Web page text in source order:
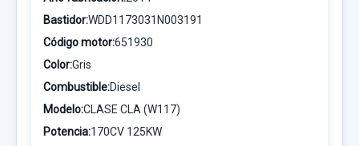
Bastidor:WDD1173031N003191
Código motor:651930
Color:Gris
Combustible:Diesel
Modelo:CLASE CLA (W117)
Potencia:170CV 125KW